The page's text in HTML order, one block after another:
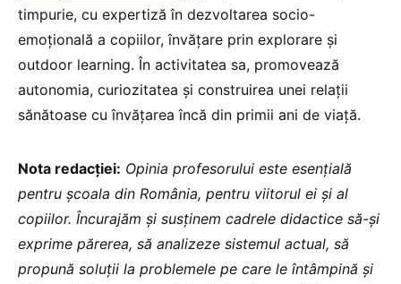
timpurie, cu expertiză în dezvoltarea socio-
emoțională a copiilor, învățare prin explorare și
outdoor learning. În activitatea sa, promovează
autonomia, curiozitatea și construirea unei relații
sănătoase cu învățarea încă din primii ani de viață.
Nota redacției: Opinia profesorului este esențială
pentru școala din România, pentru viitorul ei și al
copiilor. Încurajăm și susținem cadrele didactice să-și
exprime părerea, să analizeze sistemul actual, să
propună soluții la problemele pe care le întâmpină și